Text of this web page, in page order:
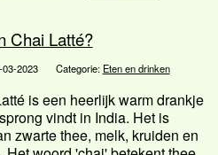
Chai Latté?
2023 Categorie: Eten en drinken
is een heerlijk warm drankje
vindt in India. Het is
zwarte thee, melk, kruiden en